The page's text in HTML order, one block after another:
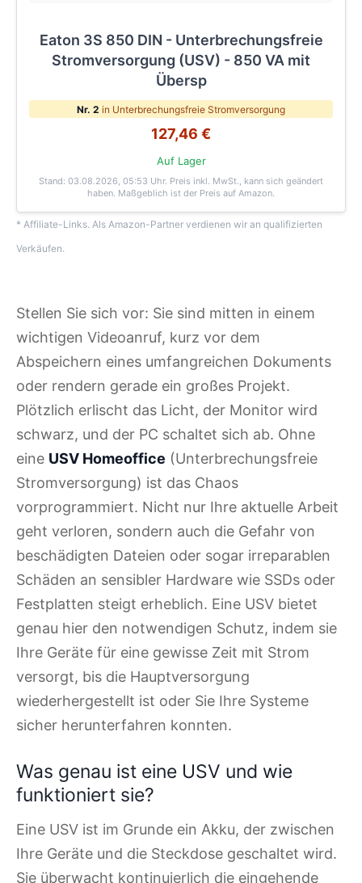
Eaton 3S 850 DIN - Unterbrechungsfreie
Stromversorgung (USV) - 850 VA mit
Übersp
Nr. 2 in Unterbrechungsfreie Stromversorgung
127,46 €
Auf Lager
Stand: 03.08.2026, 05:53 Uhr. Preis inkl. MwSt., kann sich geändert
haben. Maßgeblich ist der Preis auf Amazon.
* Affiliate-Links. Als Amazon-Partner verdienen wir an qualifizierten
Verkäufen.
Stellen Sie sich vor: Sie sind mitten in einem
wichtigen Videoanruf, kurz vor dem
Abspeichern eines umfangreichen Dokuments
oder rendern gerade ein großes Projekt.
Plötzlich erlischt das Licht, der Monitor wird
schwarz, und der PC schaltet sich ab. Ohne
eine USV Homeoffice (Unterbrechungsfreie
Stromversorgung) ist das Chaos
vorprogrammiert. Nicht nur Ihre aktuelle Arbeit
geht verloren, sondern auch die Gefahr von
beschädigten Dateien oder sogar irreparablen
Schäden an sensibler Hardware wie SSDs oder
Festplatten steigt erheblich. Eine USV bietet
genau hier den notwendigen Schutz, indem sie
Ihre Geräte für eine gewisse Zeit mit Strom
versorgt, bis die Hauptversorgung
wiederhergestellt ist oder Sie Ihre Systeme
sicher herunterfahren konnten.
Was genau ist eine USV und wie
funktioniert sie?
Eine USV ist im Grunde ein Akku, der zwischen
Ihre Geräte und die Steckdose geschaltet wird.
Sie überwacht kontinuierlich die eingehende